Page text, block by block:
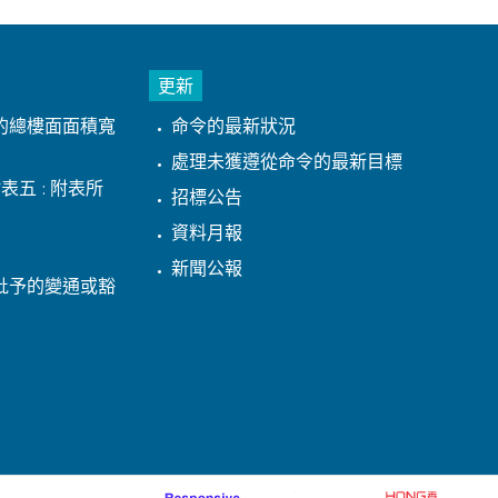
總樓面面積寬
五 : 附表所
予的變通或豁
更新
命令的最新狀況
處理未獲遵從命令的最新目標
招標公告
資料月報
新聞公報